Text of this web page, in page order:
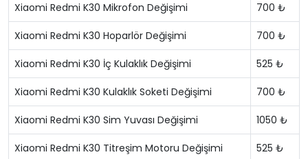
Xiaomi Redmi K30 Mikrofon Değişimi 700 ₺
Xiaomi Redmi K30 Hoparlör Değişimi 700 ₺
Xiaomi Redmi K30 İç Kulaklık Değişimi 525 ₺
Xiaomi Redmi K30 Kulaklık Soketi Değişimi 700 ₺
Xiaomi Redmi K30 Sim Yuvası Değişimi 1050 ₺
Xiaomi Redmi K30 Titreşim Motoru Değişimi 525 ₺